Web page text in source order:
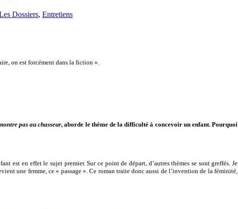
Dossiers, Entretiens
on est forcément dans la fiction ».
pas au chasseur, aborde le thème de la difficulté à concevoir un enfant. Pourquoi
est en effet le sujet premier. Sur ce point de départ, d’autres thèmes se sont greffés. Je
une femme, ce « passage ». Ce roman traite donc aussi de l’invention de la féminité,